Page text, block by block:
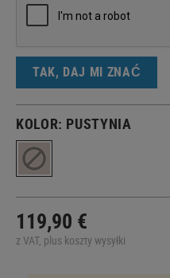
TAK, DAJ MI ZNAĆ
KOLOR: PUSTYNIA
119,90 €
z VAT, plus koszty wysyłki